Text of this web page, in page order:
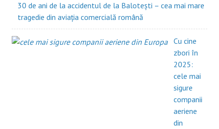
30 de ani de la accidentul de la Balotești – cea mai mare
tragedie din aviația comercială română
Cu cine
zbori în
2025:
cele mai
sigure
companii
aeriene
din